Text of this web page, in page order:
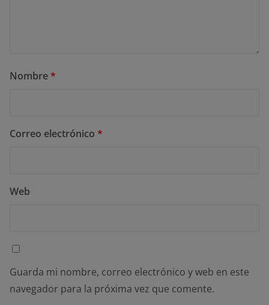
Nombre*
Correo electrónico *
Web
Guarda mi nombre, correo electrónico y web en este
navegador para la próxima vez que comente.